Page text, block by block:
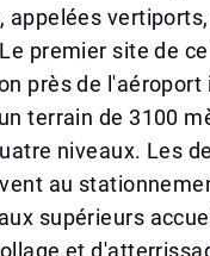
appelées
premier site de
près de l'aéroport
terrain de 3100
niveaux. Les
au
supérieurs
et